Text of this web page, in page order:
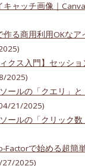
キャッチ画像｜
作る商用利用OKな
クス入門】セッシ
2025)
ールの「クエリ」
21/2025)
ールの「クリック
Factorで始める超簡
27/2025)